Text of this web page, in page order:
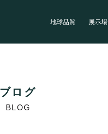
地球品質 展示場
ブログ
BLOG